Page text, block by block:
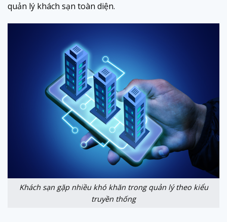
quản lý khách sạn toàn diện.
Khách sạn gặp nhiều khó khăn trong quản lý theo kiểu
truyền thống